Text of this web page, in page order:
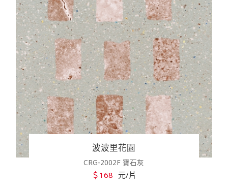
波波里花園
CRG-2002F 寶石灰
＄168 元/片